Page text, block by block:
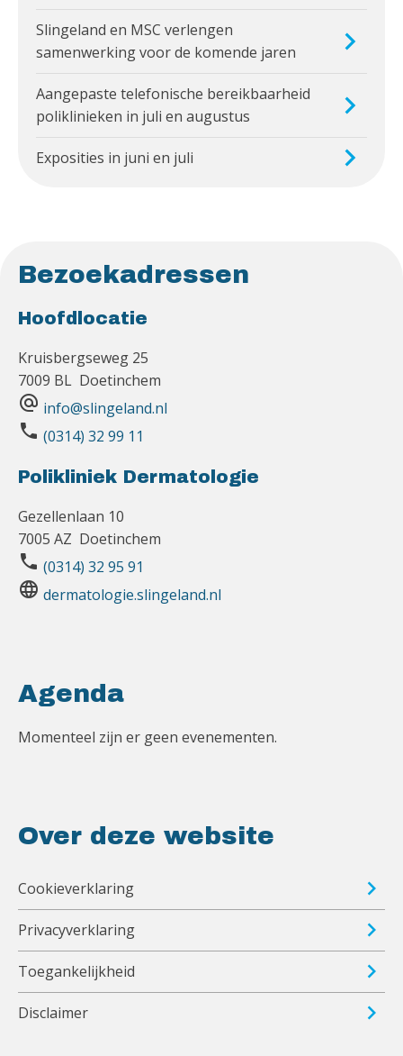
Slingeland en MSC verlengen
samenwerking voor de komende jaren
Aangepaste telefonische bereikbaarheid
poliklinieken in juli en augustus
Exposities in juni en juli
Bezoekadressen
Hoofdlocatie
Kruisbergseweg 25
7009 BL Doetinchem
alternate_email info@slingeland.nl
phone (0314) 32 99 11
Polikliniek Dermatologie
Gezellenlaan 10
7005 AZ Doetinchem
phone (0314) 32 95 91
language dermatologie.slingeland.nl
Agenda
Momenteel zijn er geen evenementen.
Over deze website
Cookieverklaring
Privacyverklaring
Toegankelijkheid
Disclaimer